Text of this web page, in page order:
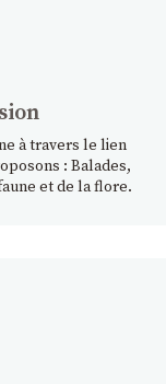
à travers le lien
: Balades,
et de la flore.